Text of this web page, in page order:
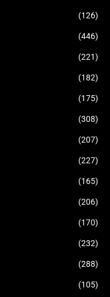
(126)
(446)
(221)
(182)
(175)
(308)
(207)
(227)
(165)
(206)
(170)
(232)
(288)
(105)